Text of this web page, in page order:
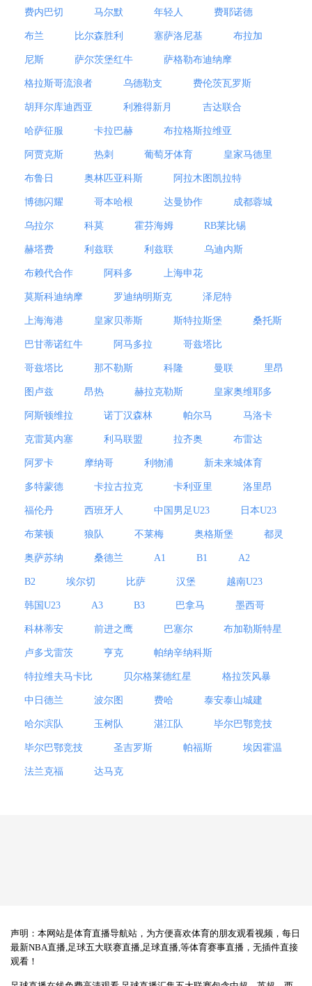
费内巴切 马尔默 年轻人 费耶诺德
布兰 比尔森胜利 塞萨洛尼基 布拉加
尼斯 萨尔茨堡红牛 萨格勒布迪纳摩
格拉斯哥流浪者 乌德勒支 费伦茨瓦罗斯
胡拜尔库迪西亚 利雅得新月 吉达联合
哈萨征服 卡拉巴赫 布拉格斯拉维亚
阿贾克斯 热刺 葡萄牙体育 皇家马德里
布鲁日 奥林匹亚科斯 阿拉木图凯拉特
博德闪耀 哥本哈根 达曼协作 成都蓉城
乌拉尔 科莫 霍芬海姆 RB莱比锡
赫塔费 利兹联 利兹联 乌迪内斯
布赖代合作 阿科多 上海申花
莫斯科迪纳摩 罗迪纳明斯克 泽尼特
上海海港 皇家贝蒂斯 斯特拉斯堡 桑托斯
巴甘蒂诺红牛 阿马多拉 哥兹塔比
哥兹塔比 那不勒斯 科隆 曼联 里昂
图卢兹 昂热 赫拉克勒斯 皇家奥维耶多
阿斯顿维拉 诺丁汉森林 帕尔马 马洛卡
克雷莫内塞 利马联盟 拉齐奥 布雷达
阿罗卡 摩纳哥 利物浦 新未来城体育
多特蒙德 卡拉古拉克 卡利亚里 洛里昂
福伦丹 西班牙人 中国男足U23 日本U23
布莱顿 狼队 不莱梅 奥格斯堡 都灵
奥萨苏纳 桑德兰 A1 B1 A2
B2 埃尔切 比萨 汉堡 越南U23
韩国U23 A3 B3 巴拿马 墨西哥
科林蒂安 前进之鹰 巴塞尔 布加勒斯特星
卢多戈雷茨 亨克 帕纳辛纳科斯
特拉维夫马卡比 贝尔格莱德红星 格拉茨风暴
中日德兰 波尔图 费哈 泰安泰山城建
哈尔滨队 玉树队 湛江队 毕尔巴鄂竞技
毕尔巴鄂竞技 圣吉罗斯 帕福斯 埃因霍温
法兰克福 达马克
声明：本网站是体育直播导航站，为方便喜欢体育的朋友观看视频，每日
最新NBA直播,足球五大联赛直播,足球直播,等体育赛事直播，无插件直接
观看！